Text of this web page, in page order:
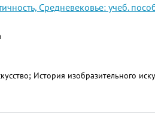
Средневековье: учеб.
История изобразительного